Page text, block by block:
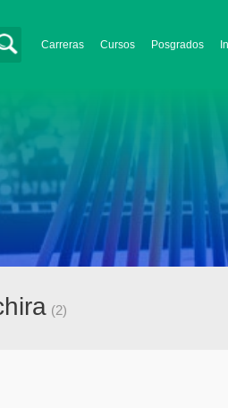
Carreras Cursos Posgrados
(2)